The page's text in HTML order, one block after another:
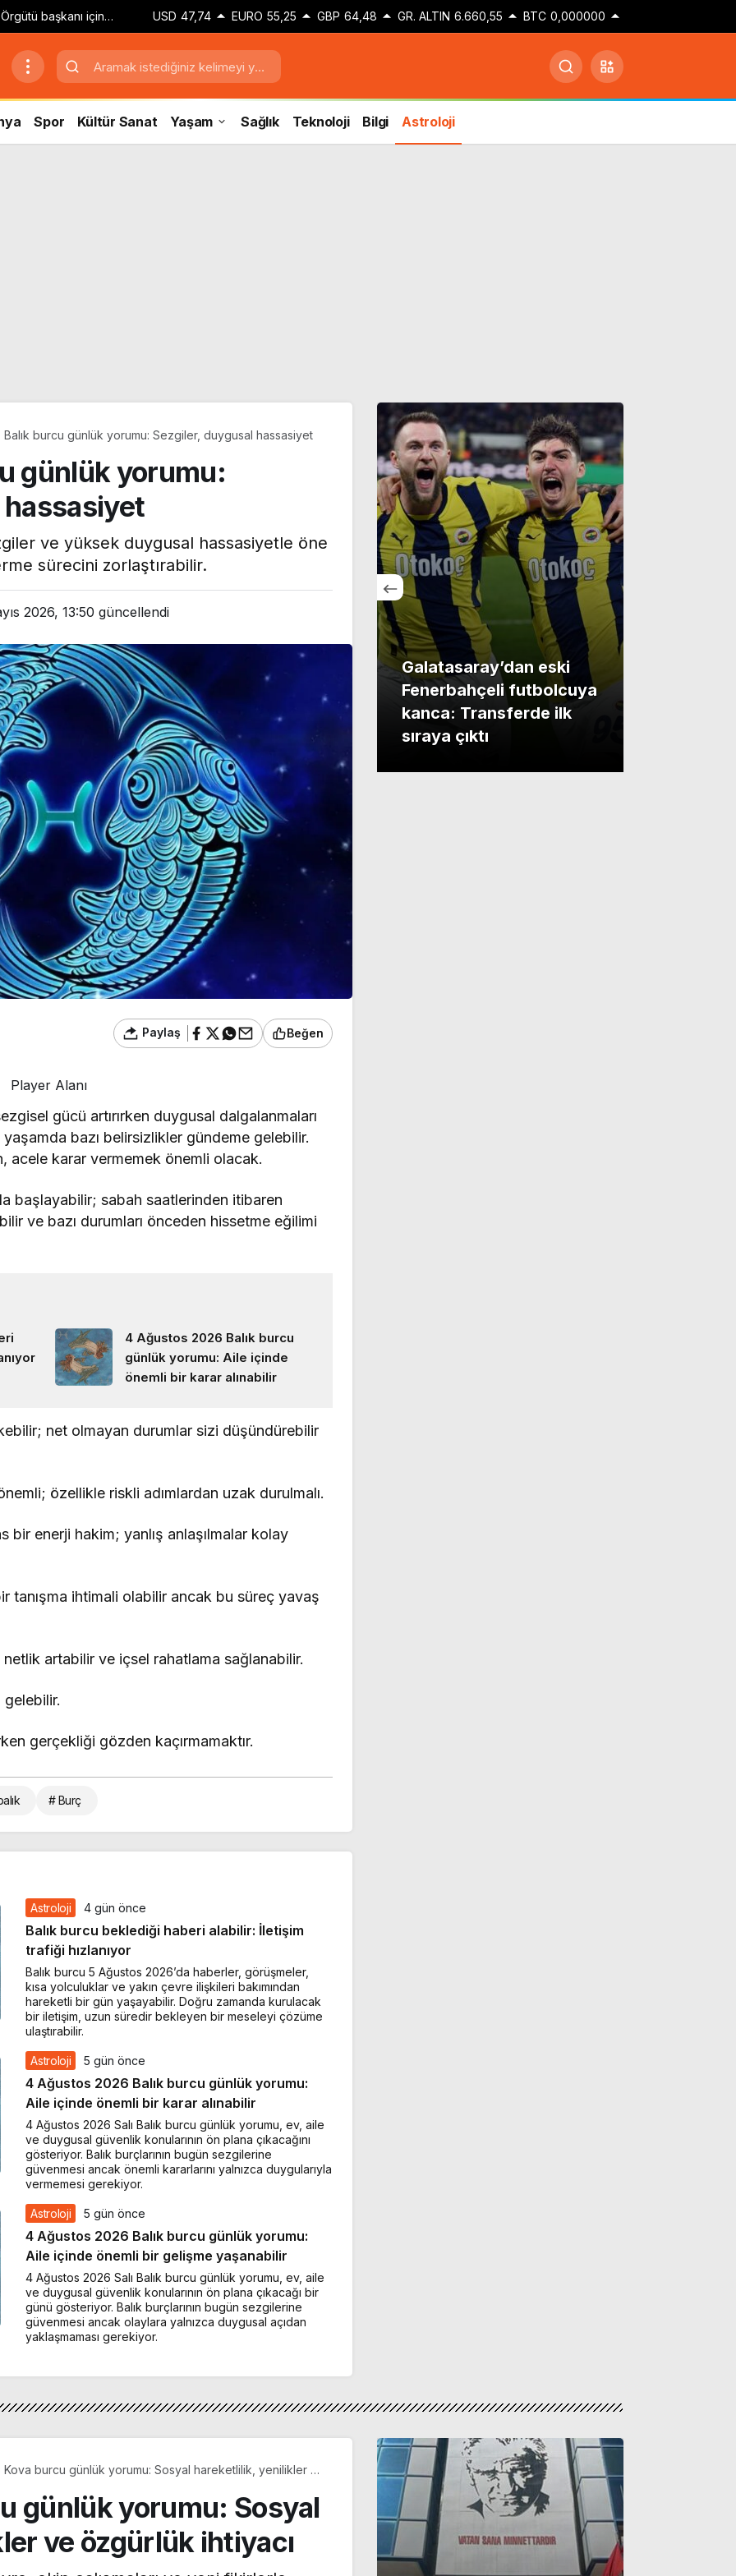
başkanı için
adı soruşturma
USD 47,74 EURO 55,25 GBP 64,48 GR. ALTIN 6.660,55 BTC 0,000000
Spor Kültür Sanat Yaşam Sağlık Teknoloji Bilgi Astroloji
Balık burcu günlük yorumu: Sezgiler, duygusal hassasiyet
günlük yorumu:
ve yüksek duygusal hassasiyetle öne
sürecini zorlaştırabilir.
2026, 13:50 güncellendi
Paylaş Beğen
Player Alanı
gücü artırırken duygusal dalgalanmaları
bazı belirsizlikler gündeme gelebilir.
acele karar vermemek önemli olacak.
başlayabilir; sabah saatlerinden itibaren
ve bazı durumları önceden hissetme eğilimi
4 Ağustos 2026 Balık burcu
günlük yorumu: Aile içinde
önemli bir karar alınabilir
net olmayan durumlar sizi düşündürebilir
özellikle riskli adımlardan uzak durulmalı.
bir enerji hakim; yanlış anlaşılmalar kolay
tanışma ihtimali olabilir ancak bu süreç yavaş
artabilir ve içsel rahatlama sağlanabilir.
gelebilir.
gerçekliği gözden kaçırmamaktır.
# Burç
Astroloji 4 gün önce
Balık burcu beklediği haberi alabilir: İletişim
trafiği hızlanıyor
Balık burcu 5 Ağustos 2026’da haberler, görüşmeler,
kısa yolculuklar ve yakın çevre ilişkileri bakımından
hareketli bir gün yaşayabilir. Doğru zamanda kurulacak
bir iletişim, uzun süredir bekleyen bir meseleyi çözüme
ulaştırabilir.
Astroloji 5 gün önce
4 Ağustos 2026 Balık burcu günlük yorumu:
Aile içinde önemli bir karar alınabilir
4 Ağustos 2026 Salı Balık burcu günlük yorumu, ev, aile
ve duygusal güvenlik konularının ön plana çıkacağını
gösteriyor. Balık burçlarının bugün sezgilerine
güvenmesi ancak önemli kararlarını yalnızca duygularıyla
vermemesi gerekiyor.
Astroloji 5 gün önce
4 Ağustos 2026 Balık burcu günlük yorumu:
Aile içinde önemli bir gelişme yaşanabilir
4 Ağustos 2026 Salı Balık burcu günlük yorumu, ev, aile
ve duygusal güvenlik konularının ön plana çıkacağı bir
günü gösteriyor. Balık burçlarının bugün sezgilerine
güvenmesi ancak olaylara yalnızca duygusal açıdan
yaklaşmaması gerekiyor.
tepki:
Adı Galatasaray ile
anılıyordu: Farioli’den
Radrigo Mora iddialarına
yanıt
Galatasaray’dan eski
Fenerbahçeli futbolcuya
kanca: Transferde ilk
sıraya çıktı
Kova burcu günlük yorumu: Sosyal hareketlilik, yenilikler ve
günlük yorumu: Sosyal
ve özgürlük ihtiyacı